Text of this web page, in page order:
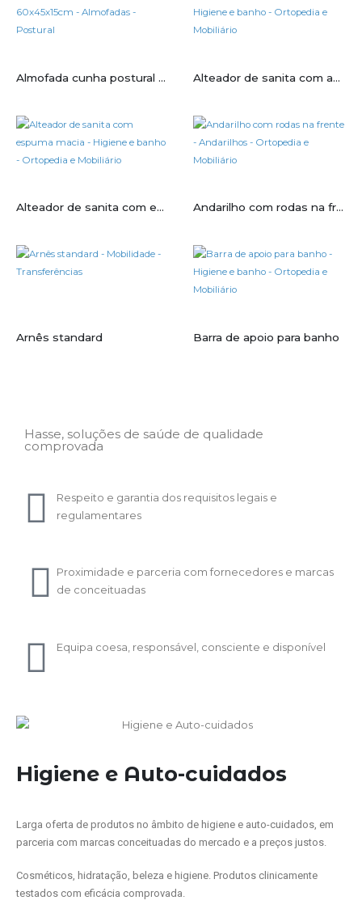
Almofada cunha postural 60x45x15cm Alteador de sanita com apoio
Alteador de sanita com espuma macia Andarilho com rodas na frente
Arnês standard Barra de apoio para banho
Hasse, soluções de saúde de qualidade
comprovada
Respeito e garantia dos requisitos legais e
regulamentares
Proximidade e parceria com fornecedores e marcas
de conceituadas
Equipa coesa, responsável, consciente e disponível
Higiene e Auto-cuidados
Larga oferta de produtos no âmbito de higiene e auto-cuidados, em
parceria com marcas conceituadas do mercado e a preços justos.
Cosméticos, hidratação, beleza e higiene. Produtos clinicamente
testados com eficácia comprovada.